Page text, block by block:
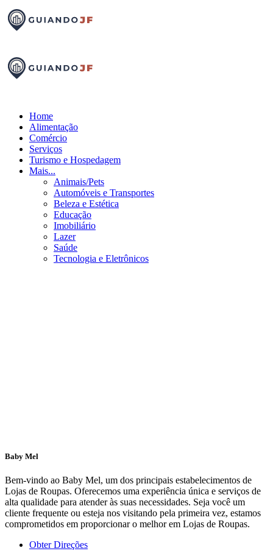
Home
Alimentação
Comércio
Serviços
Turismo e Hospedagem
Mais...
Animais/Pets
Automóveis e Transportes
Beleza e Estética
Educação
Imobiliário
Lazer
Saúde
Tecnologia e Eletrônicos
Baby Mel
Bem-vindo ao Baby Mel, um dos principais estabelecimentos de
Lojas de Roupas. Oferecemos uma experiência única e serviços de
alta qualidade para atender às suas necessidades. Seja você um
cliente frequente ou esteja nos visitando pela primeira vez, estamos
comprometidos em proporcionar o melhor em Lojas de Roupas.
Obter Direções